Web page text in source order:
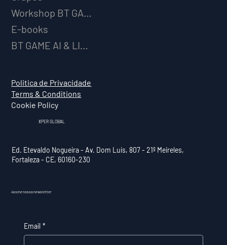
E-books
Politica de Privacidade
Terms & Conditions
Cookie Policy
XPER GLOBAL
Ed. Etevaldo Nogueira - Av. Dom Luís, 807 - 21º Meireles,
Fortaleza - CE, 60160-230
Assine nossa newsletter
Email *